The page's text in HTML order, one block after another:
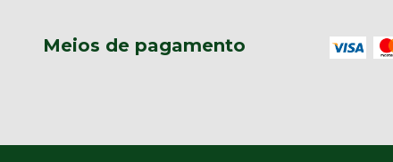
Meios de pagamento